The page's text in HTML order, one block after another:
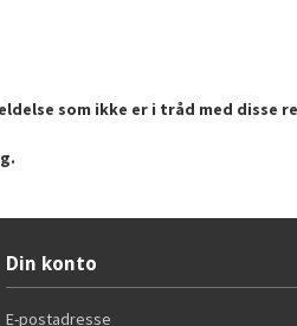
som ikke er i tråd med disse
Din konto
E-postadresse